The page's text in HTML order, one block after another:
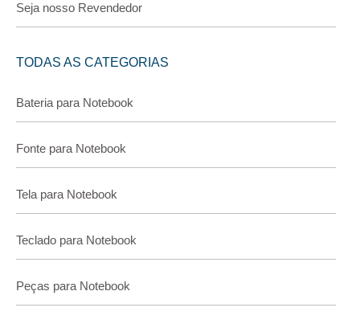
Seja nosso Revendedor
TODAS AS CATEGORIAS
Bateria para Notebook
Fonte para Notebook
Tela para Notebook
Teclado para Notebook
Peças para Notebook